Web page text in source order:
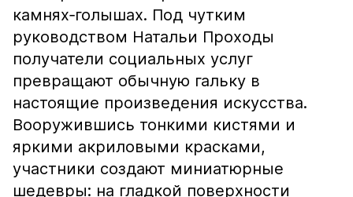
камнях‑голышах. Под чутким
руководством Натальи Проходы
получатели социальных услуг
превращают обычную гальку в
настоящие произведения искусства.
Вооружившись тонкими кистями и
яркими акриловыми красками,
участники создают миниатюрные
шедевры: на гладкой поверхности